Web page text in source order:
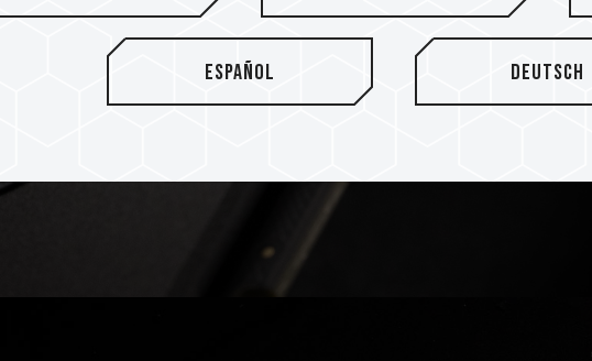
Благодаря
исследований и
превосходит
бренда T-FORCE,
демонстрирует
Español Deutsch